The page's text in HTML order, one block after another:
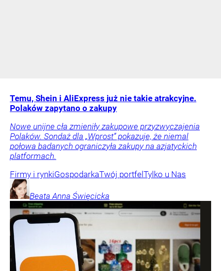
Temu, Shein i AliExpress już nie takie atrakcyjne.
Polaków zapytano o zakupy
Nowe unijne cła zmieniły zakupowe przyzwyczajenia
Polaków. Sondaż dla „Wprost” pokazuje, że niemal
połowa badanych ograniczyła zakupy na azjatyckich
platformach.
Firmy i rynkiGospodarkaTwój portfel Tylko u Nas
Beata Anna Święcicka